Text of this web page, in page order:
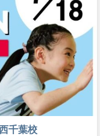
千葉校